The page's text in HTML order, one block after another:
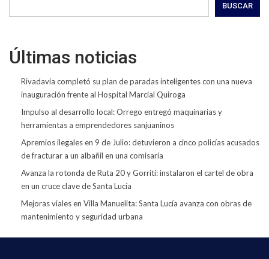
BUSCAR
Últimas noticias
Rivadavia completó su plan de paradas inteligentes con una nueva
inauguración frente al Hospital Marcial Quiroga
Impulso al desarrollo local: Orrego entregó maquinarias y
herramientas a emprendedores sanjuaninos
Apremios ilegales en 9 de Julio: detuvieron a cinco policías acusados
de fracturar a un albañil en una comisaría
Avanza la rotonda de Ruta 20 y Gorriti: instalaron el cartel de obra
en un cruce clave de Santa Lucía
Mejoras viales en Villa Manuelita: Santa Lucía avanza con obras de
mantenimiento y seguridad urbana